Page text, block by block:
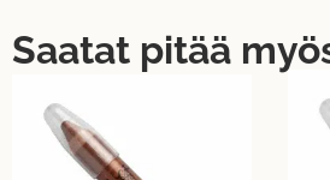
Saatat pitää